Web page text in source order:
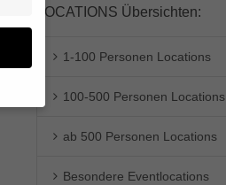
LOCATIONS Übersichten:
1-100 Personen Locations
100-500 Personen Locations
ab 500 Personen Locations
Besondere Eventlocations